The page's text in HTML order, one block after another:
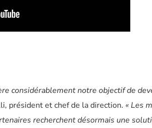
considérablement notre objectif de
président et chef de la direction. « Les
recherchent désormais une